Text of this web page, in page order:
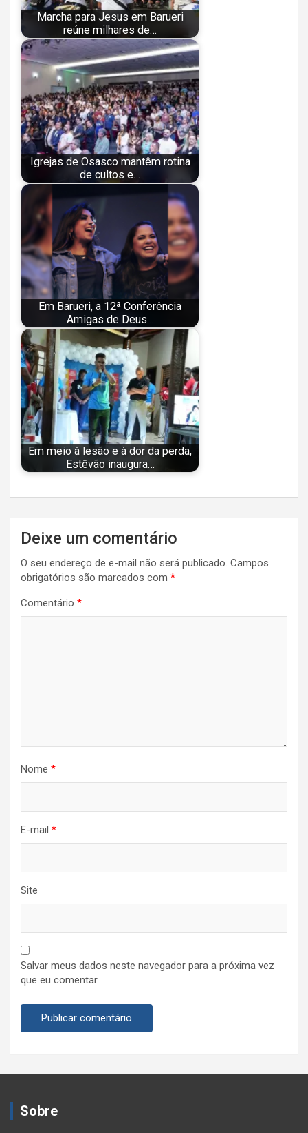
Marcha para Jesus em Barueri
reúne milhares de…
Igrejas de Osasco mantêm rotina
de cultos e…
Em Barueri, a 12ª Conferência
Amigas de Deus…
Em meio à lesão e à dor da perda,
Estêvão inaugura…
Navegação
de
Post
Deixe um comentário
O seu endereço de e-mail não será publicado. Campos
obrigatórios são marcados com *
Comentário *
Nome *
E-mail *
Site
Salvar meus dados neste navegador para a próxima vez
que eu comentar.
Sobre